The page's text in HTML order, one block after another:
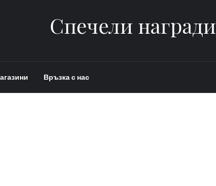
Спечели награди
Връзка с нас